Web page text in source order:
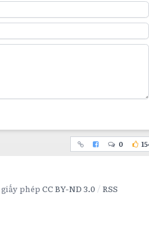
0
giấy phép CC BY-ND 3.0 RSS